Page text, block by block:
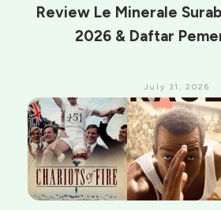
Review Le Minerale
2026 & Daftar
July 31, 2026